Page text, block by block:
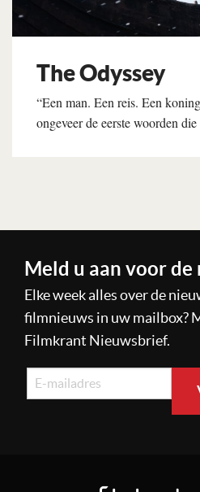
The Odyssey
“Een man. Een reis. Een
ongeveer de eerste woorden
Meld u aan voor
Elke week alles over de
filmnieuws in uw mailbox?
Filmkrant Nieuwsbrief.